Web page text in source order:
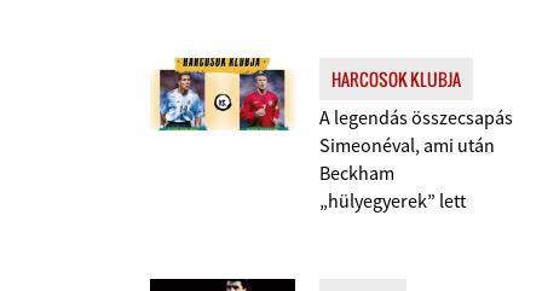
HARCOSOK KLUBJA
A legendás összecsapás
Simeonéval, ami után
Beckham
„hülyegyerek” lett